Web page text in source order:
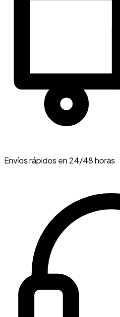
Envíos rápidos en 24/48 horas